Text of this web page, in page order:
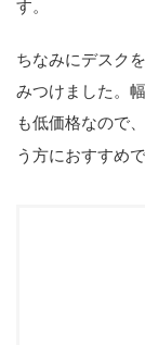
す。
ちなみにデスク
みつけました。
も低価格なので、
う方におすすめで